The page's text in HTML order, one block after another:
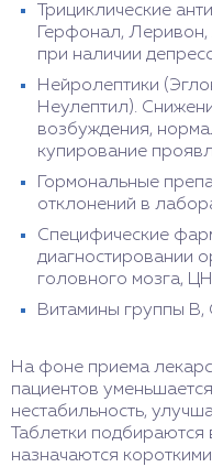
Трициклические
Герфонал, Леривон,
при наличии
Нейролептики
Неулептил).
возбуждения,
купирование
Гормональные
отклонений в
Специфические
диагностировании
головного мозга,
Витамины группы В,
На фоне приема
пациентов
нестабильность,
Таблетки подбираются
назначаются